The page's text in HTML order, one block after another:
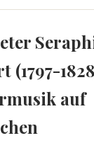
(1797-
auf